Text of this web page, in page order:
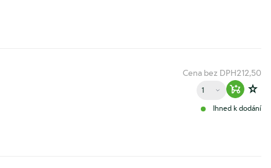
Cena bez DPH212,50
Množství
Zur
Ihned k dodání